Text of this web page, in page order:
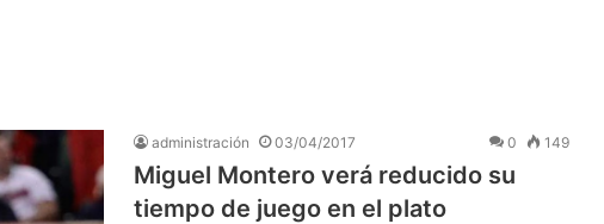
administración 03/04/2017 0 149
Miguel Montero verá reducido su
tiempo de juego en el plato